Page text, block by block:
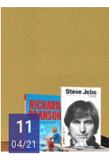
11
04/21